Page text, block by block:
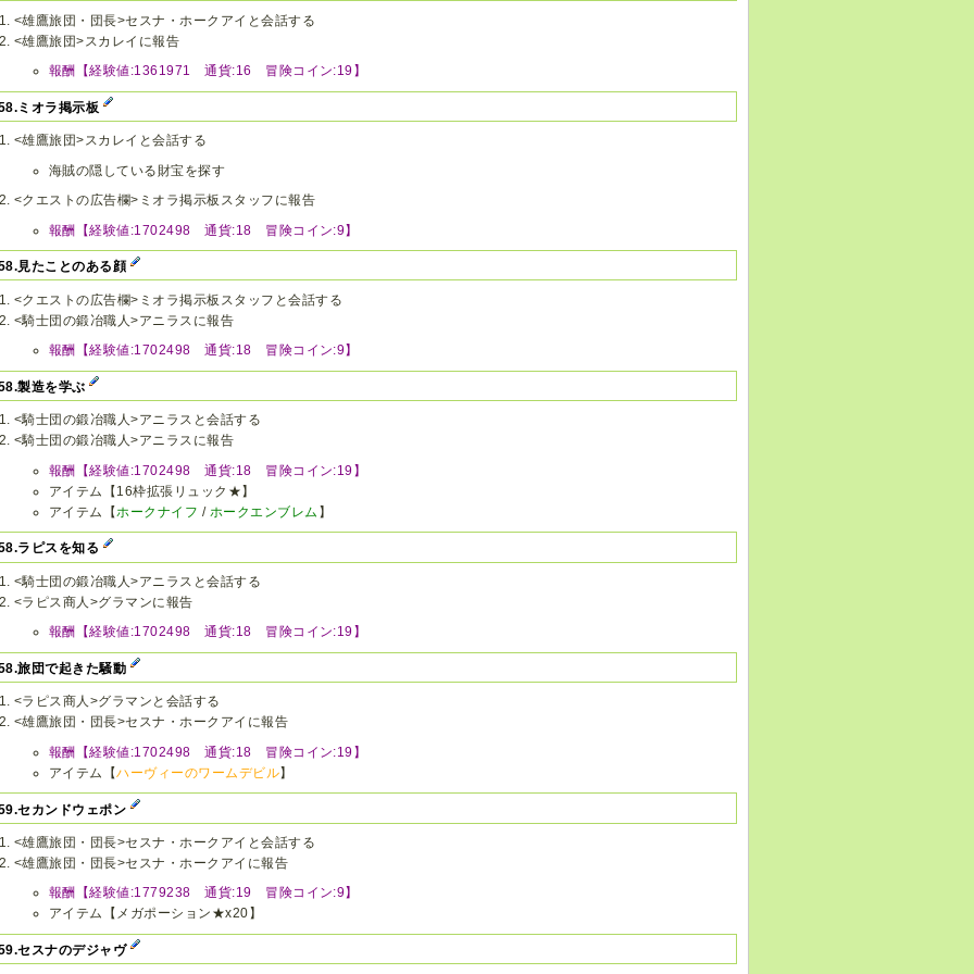
<雄鷹旅団・団長>セスナ・ホークアイと会話する
<雄鷹旅団>スカレイに報告
報酬【経験値:1361971 通貨:16 冒険コイン:19】
ミオラ掲示板
<雄鷹旅団>スカレイと会話する
海賊の隠している財宝を探す
<クエストの広告欄>ミオラ掲示板スタッフに報告
報酬【経験値:1702498 通貨:18 冒険コイン:9】
見たことのある顔
<クエストの広告欄>ミオラ掲示板スタッフと会話する
<騎士団の鍛冶職人>アニラスに報告
報酬【経験値:1702498 通貨:18 冒険コイン:9】
製造を学ぶ
<騎士団の鍛冶職人>アニラスと会話する
<騎士団の鍛冶職人>アニラスに報告
報酬【経験値:1702498 通貨:18 冒険コイン:19】
アイテム【16枠拡張リュック★】
アイテム【ホークナイフ / ホークエンブレム 】
ラピスを知る
<騎士団の鍛冶職人>アニラスと会話する
<ラピス商人>グラマンに報告
報酬【経験値:1702498 通貨:18 冒険コイン:19】
旅団で起きた騒動
<ラピス商人>グラマンと会話する
<雄鷹旅団・団長>セスナ・ホークアイに報告
報酬【経験値:1702498 通貨:18 冒険コイン:19】
アイテム【ハーヴィーのワームデビル】
セカンドウェポン
<雄鷹旅団・団長>セスナ・ホークアイと会話する
<雄鷹旅団・団長>セスナ・ホークアイに報告
報酬【経験値:1779238 通貨:19 冒険コイン:9】
アイテム【メガポーション★x20】
セスナのデジャヴ